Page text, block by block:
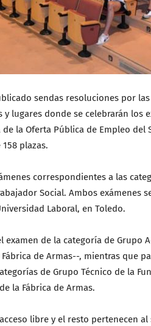
sendas resoluciones por
lugares donde se celebrarán los
la Oferta Pública de Empleo del
plazas.
correspondientes a las
Social. Ambos exámenes
Laboral, en Toledo.
examen de la categoría de Grupo
de Armas--, mientras que
de Grupo Técnico de la
la Fábrica de Armas.
libre y el resto pertenecen